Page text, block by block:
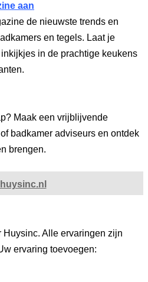
aan
de nieuwste trends en
en tegels. Laat je
in de prachtige keukens
Maak een vrijblijvende
badkamer adviseurs en ontdek
brengen.
huysinc.nl
Huysinc. Alle ervaringen zijn
ervaring toevoegen: